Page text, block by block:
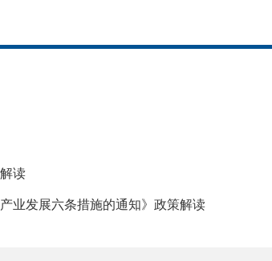
读
业发展六条措施的通知》政策解读